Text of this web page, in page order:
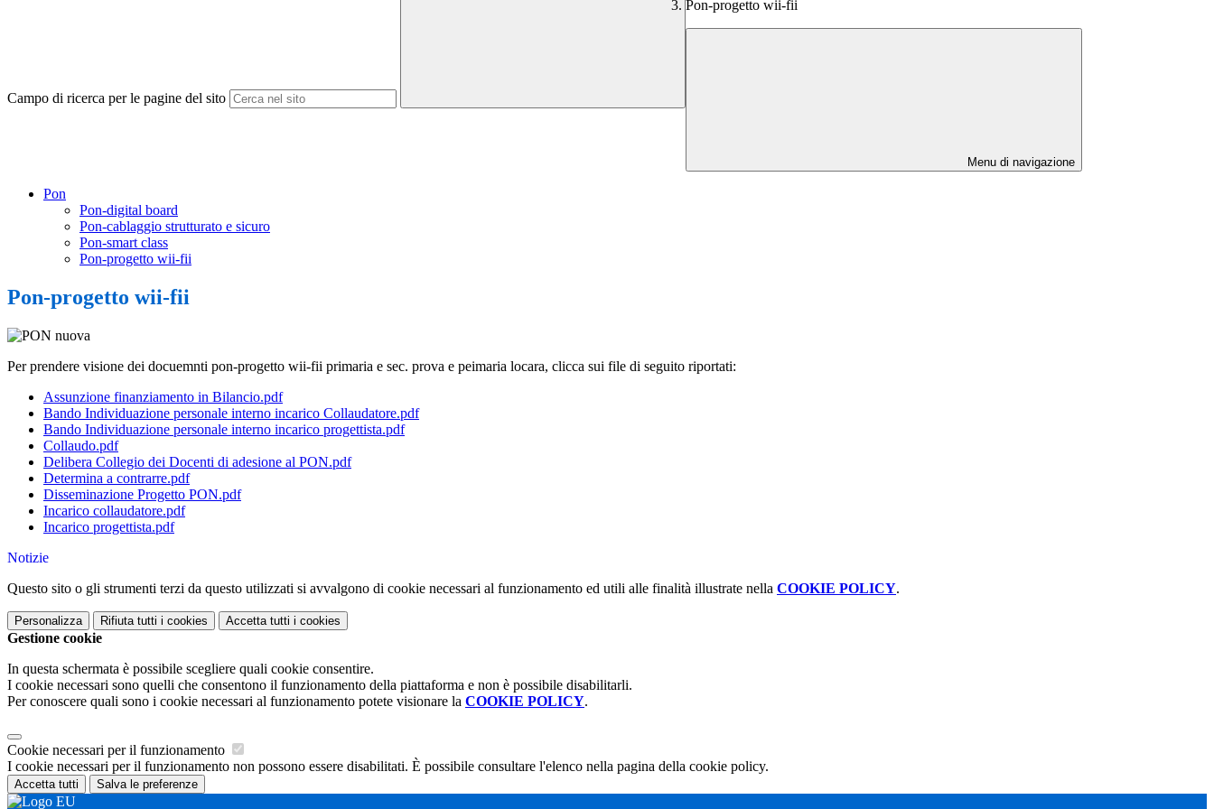
Campo di ricerca per le pagine del sito
Pon-progetto wii-fii
Menu di navigazione
Pon
Pon-digital board
Pon-cablaggio strutturato e sicuro
Pon-smart class
Pon-progetto wii-fii
Pon-progetto wii-fii
Per prendere visione dei docuemnti pon-progetto wii-fii primaria e sec. prova e peimaria locara, clicca sui file di seguito riportati:
Assunzione finanziamento in Bilancio.pdf
Bando Individuazione personale interno incarico Collaudatore.pdf
Bando Individuazione personale interno incarico progettista.pdf
Collaudo.pdf
Delibera Collegio dei Docenti di adesione al PON.pdf
Determina a contrarre.pdf
Disseminazione Progetto PON.pdf
Incarico collaudatore.pdf
Incarico progettista.pdf
Notizie
Questo sito o gli strumenti terzi da questo utilizzati si avvalgono di cookie necessari al funzionamento ed utili alle finalità illustrate nella COOKIE POLICY.
Personalizza Rifiuta tutti i cookies Accetta tutti i cookies
Gestione cookie
In questa schermata è possibile scegliere quali cookie consentire.
I cookie necessari sono quelli che consentono il funzionamento della piattaforma e non è possibile disabilitarli.
Per conoscere quali sono i cookie necessari al funzionamento potete visionare la COOKIE POLICY.
Cookie necessari per il funzionamento
I cookie necessari per il funzionamento non possono essere disabilitati. È possibile consultare l'elenco nella pagina della cookie policy.
Accetta tutti Salva le preferenze